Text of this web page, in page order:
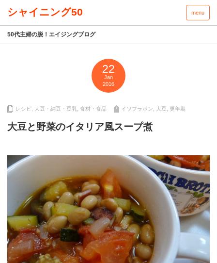
menu
50代主婦の脱！エイジングブログ
22
Jan
2016
レシピ 大豆・納豆・豆乳 食材・食品 イソフラボン 大豆 更年期
大豆と野菜のイタリア風スープ煮